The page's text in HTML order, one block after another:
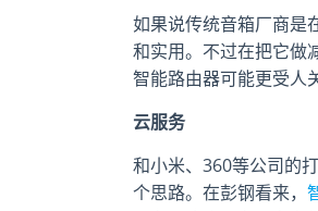
如果说传统音箱厂商是
和实用。不过在把它做
智能路由器可能更受人
云服务
和小米、360等公司的
个思路。在彭钢看来，